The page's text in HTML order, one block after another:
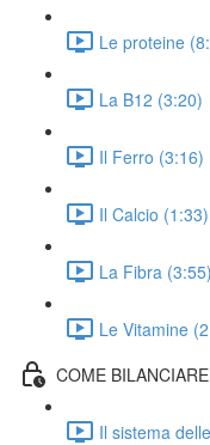
Le proteine
La B12 (3:20)
Il Ferro (3:16)
Il Calcio (1:33)
La Fibra (3:55)
Le Vitamine
COME
Il sistema